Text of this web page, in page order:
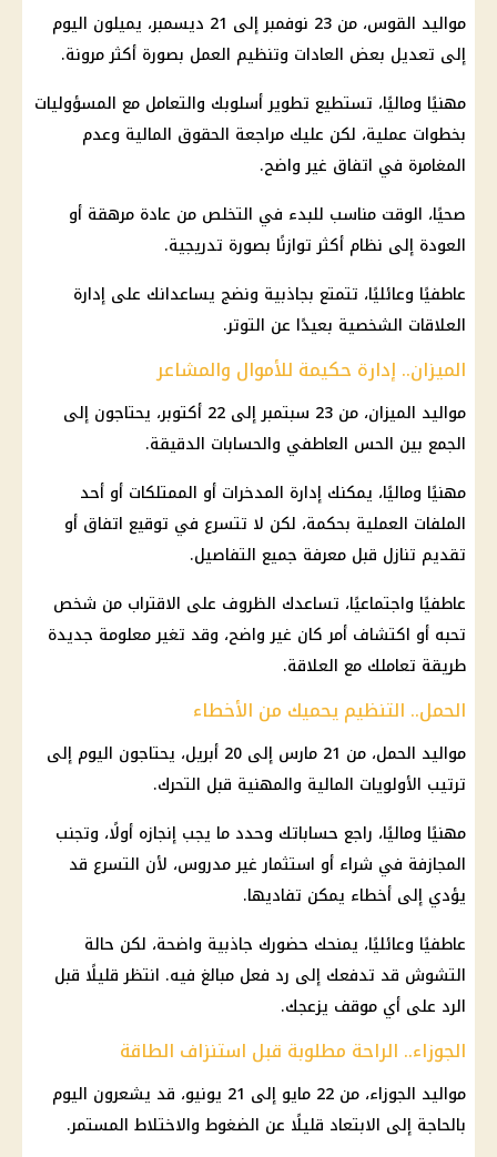
مواليد القوس، من 23 نوفمبر إلى 21 ديسمبر، يميلون اليوم
إلى تعديل بعض العادات وتنظيم العمل بصورة أكثر مرونة.
مهنيًا وماليًا، تستطيع تطوير أسلوبك والتعامل مع المسؤوليات
بخطوات عملية، لكن عليك مراجعة الحقوق المالية وعدم
المغامرة في اتفاق غير واضح.
صحيًا، الوقت مناسب للبدء في التخلص من عادة مرهقة أو
العودة إلى نظام أكثر توازنًا بصورة تدريجية.
عاطفيًا وعائليًا، تتمتع بجاذبية ونضج يساعدانك على إدارة
العلاقات الشخصية بعيدًا عن التوتر.
الميزان.. إدارة حكيمة للأموال والمشاعر
مواليد الميزان، من 23 سبتمبر إلى 22 أكتوبر، يحتاجون إلى
الجمع بين الحس العاطفي والحسابات الدقيقة.
مهنيًا وماليًا، يمكنك إدارة المدخرات أو الممتلكات أو أحد
الملفات العملية بحكمة، لكن لا تتسرع في توقيع اتفاق أو
تقديم تنازل قبل معرفة جميع التفاصيل.
عاطفيًا واجتماعيًا، تساعدك الظروف على الاقتراب من شخص
تحبه أو اكتشاف أمر كان غير واضح، وقد تغير معلومة جديدة
طريقة تعاملك مع العلاقة.
الحمل.. التنظيم يحميك من الأخطاء
مواليد الحمل، من 21 مارس إلى 20 أبريل، يحتاجون اليوم إلى
ترتيب الأولويات المالية والمهنية قبل التحرك.
مهنيًا وماليًا، راجع حساباتك وحدد ما يجب إنجازه أولًا، وتجنب
المجازفة في شراء أو استثمار غير مدروس، لأن التسرع قد
يؤدي إلى أخطاء يمكن تفاديها.
عاطفيًا وعائليًا، يمنحك حضورك جاذبية واضحة، لكن حالة
التشوش قد تدفعك إلى رد فعل مبالغ فيه. انتظر قليلًا قبل
الرد على أي موقف يزعجك.
الجوزاء.. الراحة مطلوبة قبل استنزاف الطاقة
مواليد الجوزاء، من 22 مايو إلى 21 يونيو، قد يشعرون اليوم
بالحاجة إلى الابتعاد قليلًا عن الضغوط والاختلاط المستمر.